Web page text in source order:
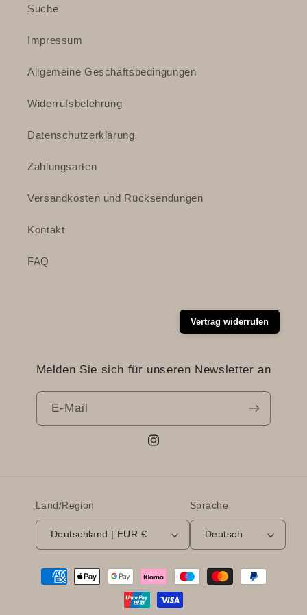
Suche
Impressum
Allgemeine Geschäftsbedingungen
Widerrufsbelehrung
Datenschutzerklärung
Zahlungsarten
Versandkosten und Rücksendungen
Kontakt
FAQ
Vertrag widerrufen
Melden Sie sich für unseren Newsletter an
E-Mail
Instagram
Land/Region
Deutschland | EUR €
Sprache
Deutsch
Zahlungsmethoden